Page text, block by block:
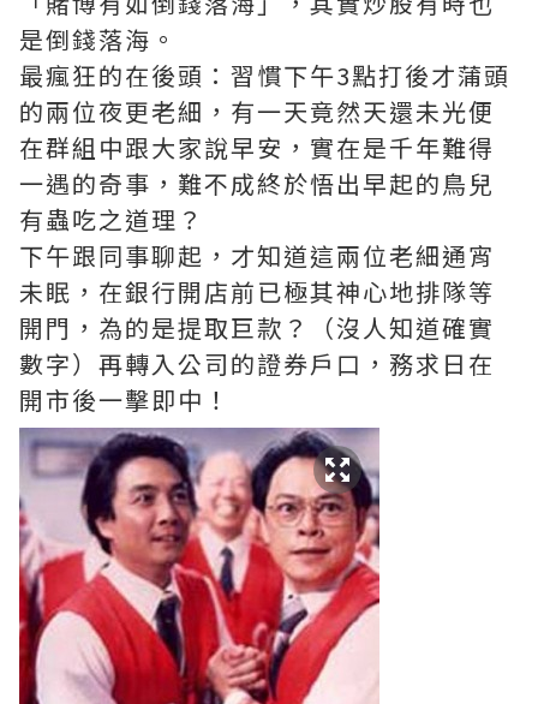
是倒錢落海。
最瘋狂的在後頭：習慣下午3點打後才蒲頭
的兩位夜更老細，有一天竟然天還未光便
在群組中跟大家說早安，實在是千年難得
一遇的奇事，難不成終於悟出早起的鳥兒
有蟲吃之道理？
下午跟同事聊起，才知道這兩位老細通宵
未眠，在銀行開店前已極其神心地排隊等
開門，為的是提取巨款？（沒人知道確實
數字）再轉入公司的證券戶口，務求日在
開市後一擊即中！